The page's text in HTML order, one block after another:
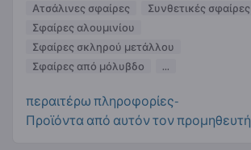
Ατσάλινες σφαίρες
Συνθετικές σφαίρες
Σφαίρες αλουμινίου
Σφαίρες σκληρού μετάλλου
Σφαίρες από μόλυβδο
...
περαιτέρω πληροφορίες-
Προϊόντα από αυτόν τον προμηθευτή